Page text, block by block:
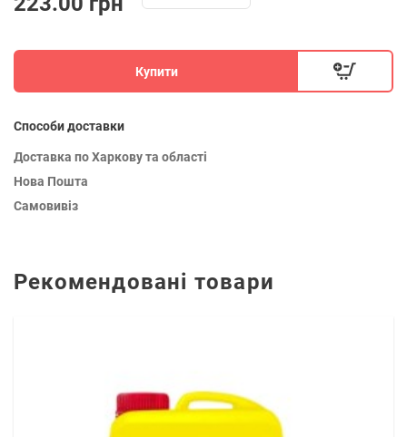
Купити
Способи доставки
Доставка по Харкову та області
Нова Пошта
Самовивіз
Рекомендовані товари